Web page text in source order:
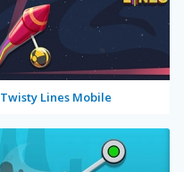
Twisty Lines Mobile